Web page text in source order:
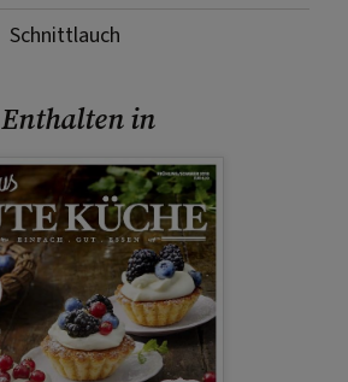
Schnittlauch
Enthalten in